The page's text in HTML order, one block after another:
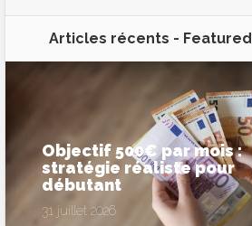
Articles récents - Featured
Objectif 500€ par mois :
stratégie réaliste pour
débutant
31 juillet 2026